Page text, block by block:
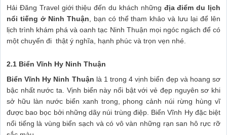
Hải Đăng Travel giới thiệu đến du khách những địa điểm du lịch
nổi tiếng ở Ninh Thuận, bạn có thể tham khảo và lưu lại để lên
lịch trình khám phá và oanh tạc Ninh Thuận mọi ngóc ngách để có
một chuyến đi thật ý nghĩa, hạnh phúc và trọn vẹn nhé.
2.1 Biển Vĩnh Hy Ninh Thuận
Biển Vĩnh Hy Ninh Thuận là 1 trong 4 vịnh biển đẹp và hoang sơ
bậc nhất nước ta. Vịnh biển này nổi bật với vẻ đẹp nguyên sơ khi
sở hữu làn nước biển xanh trong, phong cảnh núi rừng hùng vĩ
được bao bọc bởi những dãy núi trùng điệp. Biển Vĩnh Hy đặc biệt
nổi tiếng là vùng biển sạch và có vô vàn những rạn san hô rực rỡ